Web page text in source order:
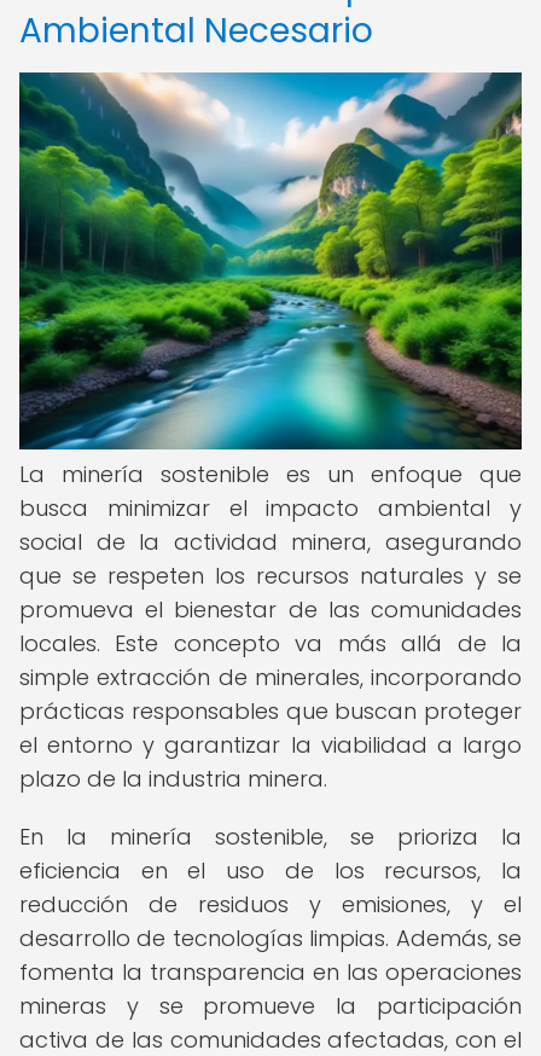
Ambiental Necesario
La minería sostenible es un enfoque que
busca minimizar el impacto ambiental y
social de la actividad minera, asegurando
que se respeten los recursos naturales y se
promueva el bienestar de las comunidades
locales. Este concepto va más allá de la
simple extracción de minerales, incorporando
prácticas responsables que buscan proteger
el entorno y garantizar la viabilidad a largo
plazo de la industria minera.
En la minería sostenible, se prioriza la
eficiencia en el uso de los recursos, la
reducción de residuos y emisiones, y el
desarrollo de tecnologías limpias. Además, se
fomenta la transparencia en las operaciones
mineras y se promueve la participación
activa de las comunidades afectadas, con el